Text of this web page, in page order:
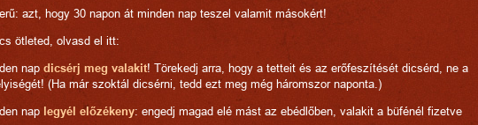
azt, hogy 30 napon át minden nap teszel valamit másokért!
ötleted, olvasd el itt:
nap dicsérj meg valakit! Törekedj arra, hogy a tetteit és az erőfeszítését dicsérd, ne a
(Ha már szoktál dicsérni, tedd ezt meg még háromszor naponta.)
nap legyél előzékeny: engedj magad elé mást az ebédlőben, valakit a büfénél fizetve